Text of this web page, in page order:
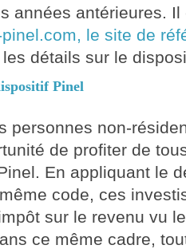
années antérieures.
le site de
détails sur le
Pinel
personnes non-
de profiter de
En appliquant le
code, ces
sur le revenu vu
ce même cadre,